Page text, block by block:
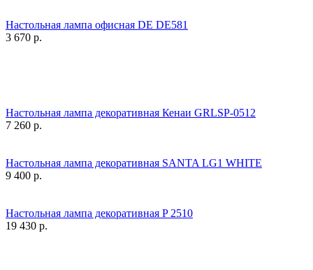
Настольная лампа офисная DE DE581
3 670 р.
Настольная лампа декоративная Кенаи GRLSP-0512
7 260 р.
Настольная лампа декоративная SANTA LG1 WHITE
9 400 р.
Настольная лампа декоративная P 2510
19 430 р.